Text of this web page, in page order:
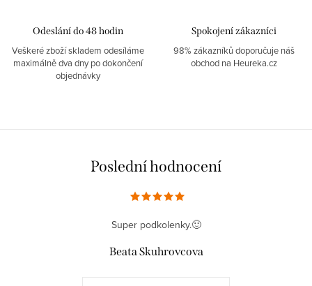
Odeslání do 48 hodin
Veškeré zboží skladem odesíláme
maximálně dva dny po dokončení
objednávky
Spokojení zákazníci
98% zákazníků doporučuje náš
obchod na Heureka.cz
Poslední hodnocení
Super podkolenky.🙂
Beata Skuhrovcova